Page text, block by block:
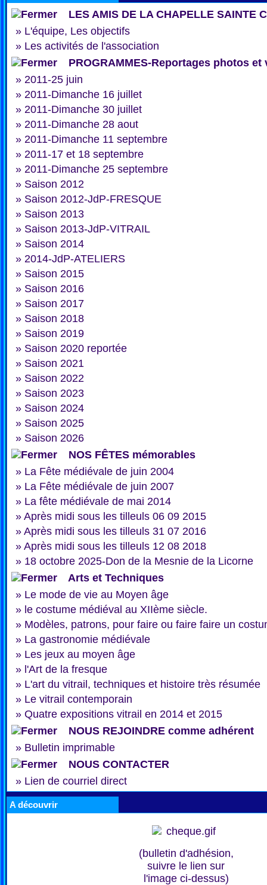
LES AMIS DE LA CHAPELLE SAINTE
» L'équipe, Les objectifs
» Les activités de l'association
PROGRAMMES-Reportages photos et
» 2011-25 juin
» 2011-Dimanche 16 juillet
» 2011-Dimanche 30 juillet
» 2011-Dimanche 28 aout
» 2011-Dimanche 11 septembre
» 2011-17 et 18 septembre
» 2011-Dimanche 25 septembre
» Saison 2012
» Saison 2012-JdP-FRESQUE
» Saison 2013
» Saison 2013-JdP-VITRAIL
» Saison 2014
» 2014-JdP-ATELIERS
» Saison 2015
» Saison 2016
» Saison 2017
» Saison 2018
» Saison 2019
» Saison 2020 reportée
» Saison 2021
» Saison 2022
» Saison 2023
» Saison 2024
» Saison 2025
» Saison 2026
NOS FÊTES mémorables
» La Fête médiévale de juin 2004
» La Fête médiévale de juin 2007
» La fête médiévale de mai 2014
» Après midi sous les tilleuls 06 09 2015
» Après midi sous les tilleuls 31 07 2016
» Après midi sous les tilleuls 12 08 2018
» 18 octobre 2025-Don de la Mesnie de la Licorne
Arts et Techniques
» Le mode de vie au Moyen âge
» le costume médiéval au XIIème siècle.
» Modèles, patrons, pour faire ou faire faire un
» La gastronomie médiévale
» Les jeux au moyen âge
» l'Art de la fresque
» L'art du vitrail, techniques et histoire très résumée
» Le vitrail contemporain
» Quatre expositions vitrail en 2014 et 2015
NOUS REJOINDRE comme adhérent
» Bulletin imprimable
NOUS CONTACTER
» Lien de courriel direct
A découvrir
(bulletin d'adhésion,
suivre le lien sur
l'image ci-dessus)